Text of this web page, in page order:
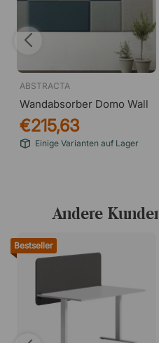
ABSTRACTA
Wandabsorber Domo Wall
€215,63
Einige Varianten auf Lager
Andere
Bestseller